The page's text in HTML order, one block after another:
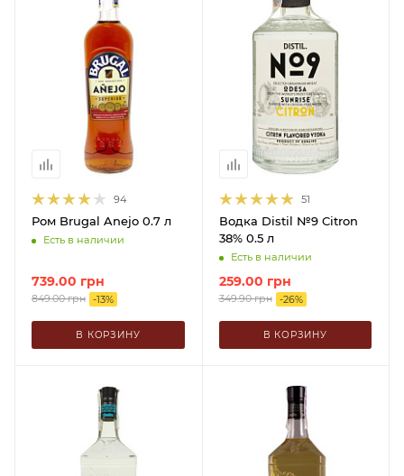
94
Ром Brugal Anejo 0.7 л
Есть в наличии
739.00 грн
849.00грн -13%
В КОРЗИНУ
51
Водка Distil №9 Citron
38% 0.5 л
Есть в наличии
259.00 грн
349.90грн -26%
В КОРЗИНУ